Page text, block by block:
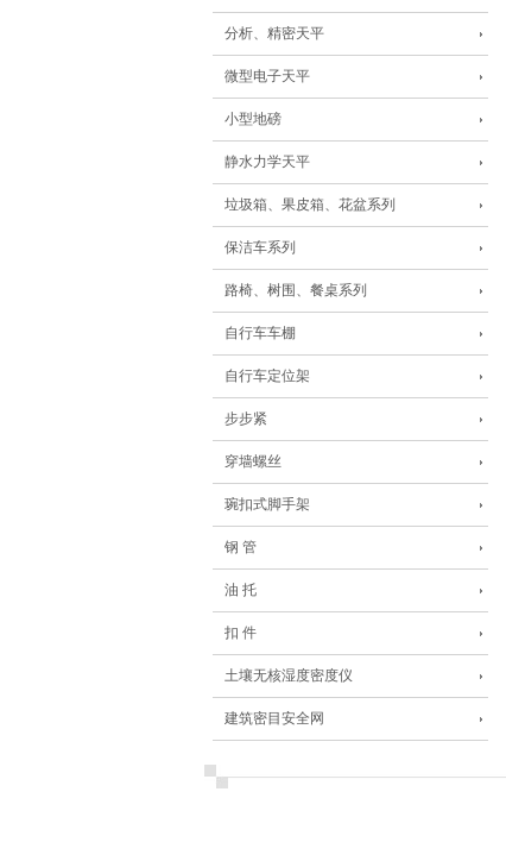
分析、精密天平
微型电子天平
小型地磅
静水力学天平
垃圾箱、果皮箱、花盆系列
保洁车系列
路椅、树围、餐桌系列
自行车车棚
自行车定位架
步步紧
穿墙螺丝
琬扣式脚手架
钢 管
油 托
扣 件
土壤无核湿度密度仪
建筑密目安全网